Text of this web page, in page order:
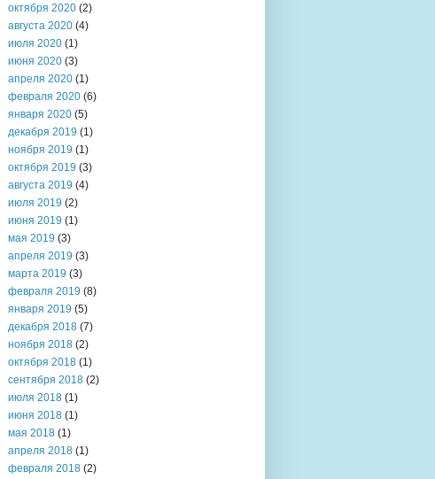
октября 2020 (2)
августа 2020 (4)
июля 2020 (1)
июня 2020 (3)
апреля 2020 (1)
февраля 2020 (6)
января 2020 (5)
декабря 2019 (1)
ноября 2019 (1)
октября 2019 (3)
августа 2019 (4)
июля 2019 (2)
июня 2019 (1)
мая 2019 (3)
апреля 2019 (3)
марта 2019 (3)
февраля 2019 (8)
января 2019 (5)
декабря 2018 (7)
ноября 2018 (2)
октября 2018 (1)
сентября 2018 (2)
июля 2018 (1)
июня 2018 (1)
мая 2018 (1)
апреля 2018 (1)
февраля 2018 (2)